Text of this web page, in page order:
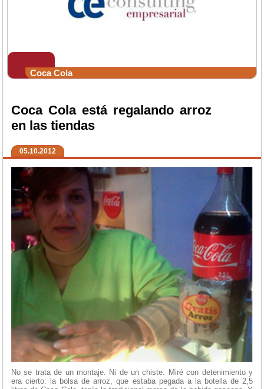
Coca Cola
Coca Cola está regalando arroz
en las tiendas
05.10.2012
No se trata de un montaje. Ni de un chiste. Miré con detenimiento y
era cierto: la bolsa de arroz, que estaba pegada a la botella de 2,5